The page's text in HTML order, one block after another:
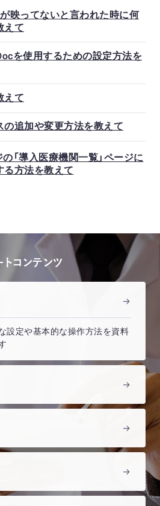
映ってないと言われた時に何
えて
を使用するための設定方法を
えて
追加や変更方法を教えて
「導入医療機関一覧」ページに
る方法を教えて
コンテンツ
設定や基本的な操作方法を資料